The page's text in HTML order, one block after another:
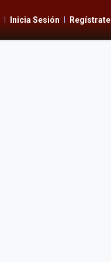
Inicia Sesión Regístrate